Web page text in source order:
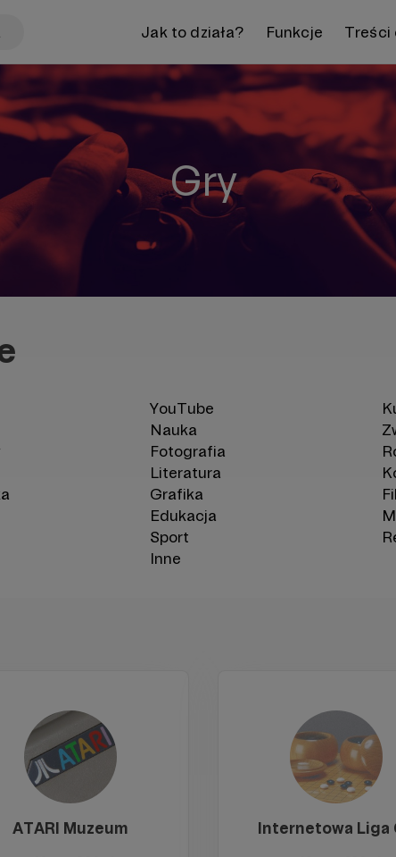
Jak to działa? Funkcje Treści
Gry
YouTube
Nauka
Fotografia
Literatura
Grafika
Edukacja
Sport
Inne
ATARI Muzeum Internetowa Liga